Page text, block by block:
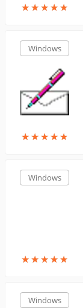
★★★★★
★★★★★
Windows
★★★★★
★★★★★
Windows
★★★★★
★★★★★
Windows